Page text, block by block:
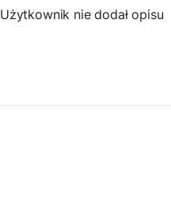
Użytkownik nie dodał opisu